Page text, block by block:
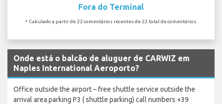
Fora do Terminal
* Calculado a partir de 22 comentários recentes de 22 total de comentários.
Onde está o balcão de aluguer de CARWIZ em
Naples International Aeroporto?
Office outside the airport – free shuttle service outside the
arrival area parking P3 ( shuttle parking) call numbers +39